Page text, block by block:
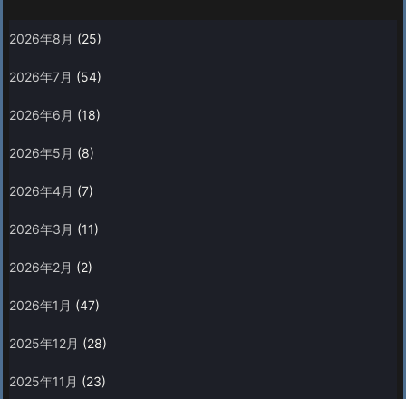
2026年8月 (25)
2026年7月 (54)
2026年6月 (18)
2026年5月 (8)
2026年4月 (7)
2026年3月 (11)
2026年2月 (2)
2026年1月 (47)
2025年12月 (28)
2025年11月 (23)